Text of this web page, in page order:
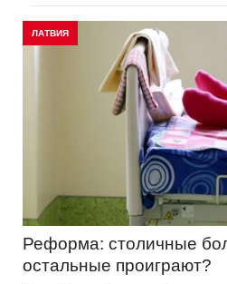
ЛАТВИЯ
Реформа: столичные
остальные проиграют?